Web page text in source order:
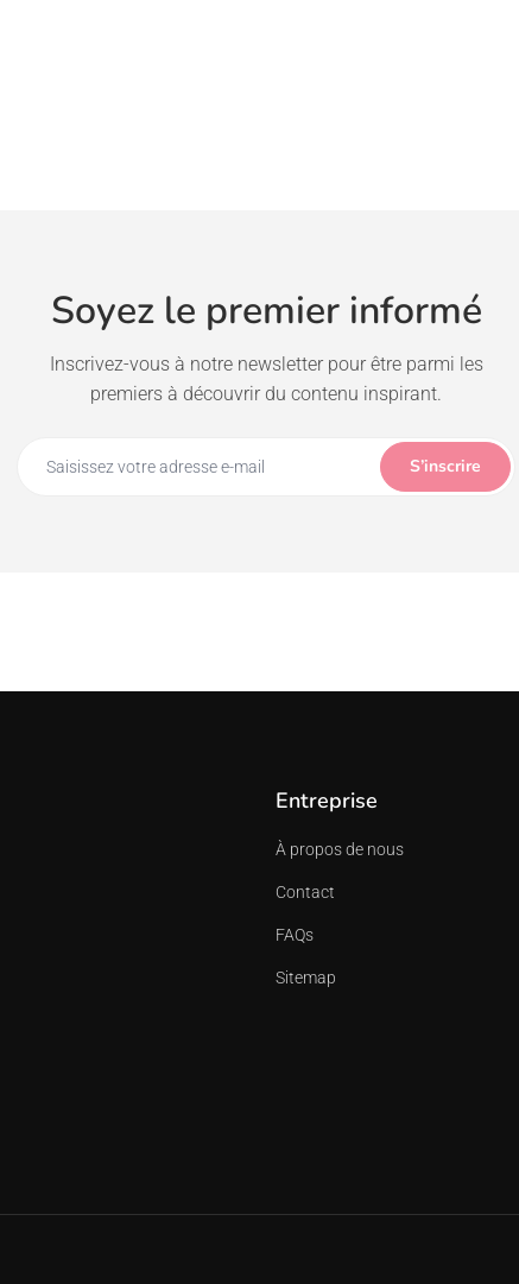
Soyez le premier informé
Inscrivez-vous à notre newsletter pour être parmi les
premiers à découvrir du contenu inspirant.
S’inscrire
Entreprise
À propos de nous
Contact
FAQs
Sitemap